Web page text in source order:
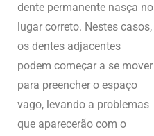
dente permanente nasça no
lugar correto. Nestes casos,
os dentes adjacentes
podem começar a se mover
para preencher o espaço
vago, levando a problemas
que aparecerão com o